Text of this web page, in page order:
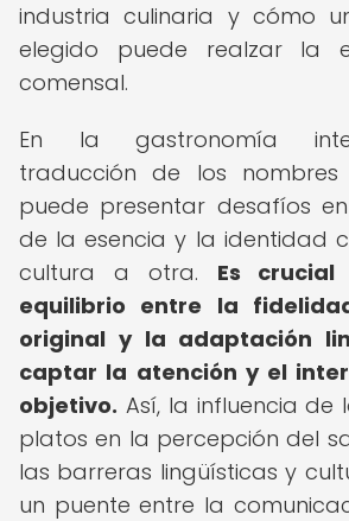
industria culinaria y cómo
elegido puede realzar la
comensal.
En la gastronomía
traducción de los
puede presentar desafíos
de la esencia y la identidad
cultura a otra. Es
equilibrio entre la
original y la adaptación
captar la atención y el
objetivo. Así, la influencia de
platos en la percepción del
las barreras lingüísticas y
un puente entre la